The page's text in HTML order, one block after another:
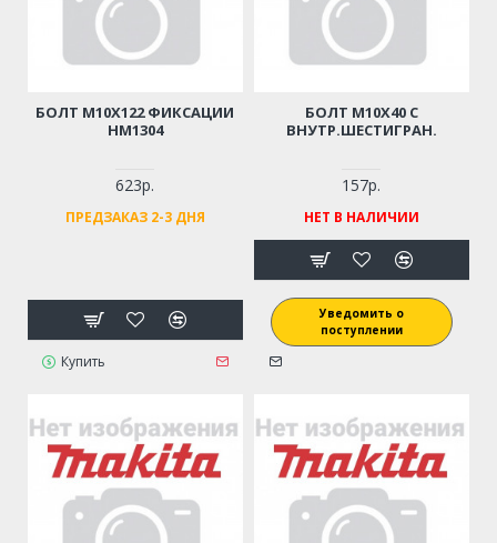
БОЛТ M10Х122 ФИКСАЦИИ
HM1304
623р.
ПРЕДЗАКАЗ 2-3 ДНЯ
Купить
БОЛТ M10Х40 С
ВНУТР.ШЕСТИГРАН.
157р.
НЕТ В НАЛИЧИИ
Уведомить о
поступлении